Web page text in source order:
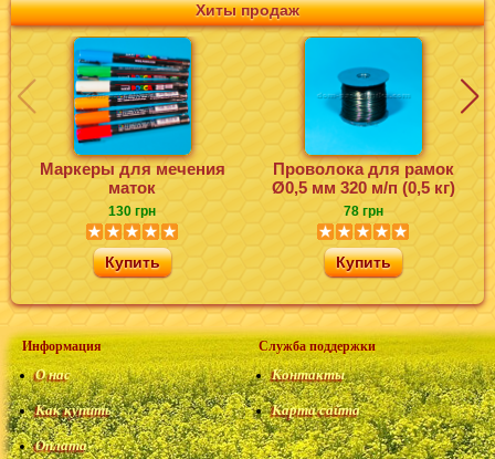
Хиты продаж
Маркеры для мечения
маток
130 грн
Купить
Проволока для рамок
Ø0,5 мм 320 м/п (0,5 кг)
78 грн
Купить
Информация
О нас
Как купить
Оплата
Служба поддержки
Контакты
Карта сайта